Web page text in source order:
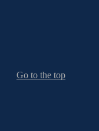
Go to the top